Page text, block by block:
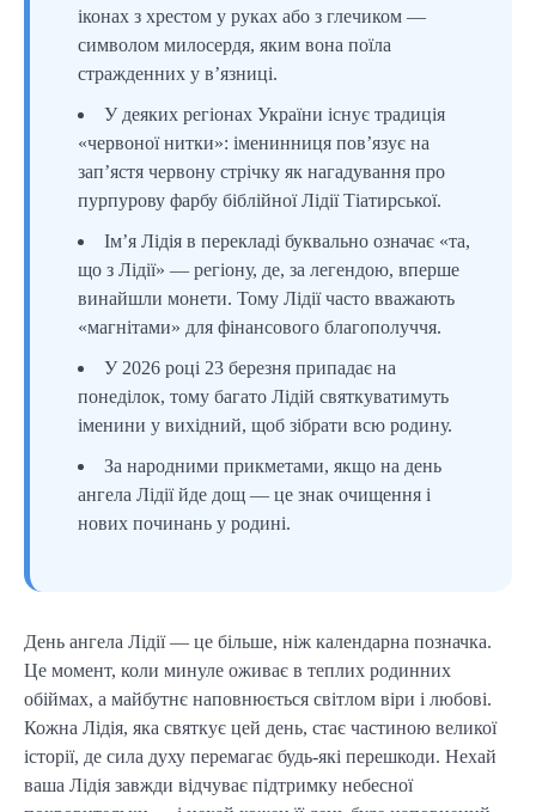
іконах з хрестом у руках або з глечиком —
символом милосердя, яким вона поїла
стражденних у в’язниці.
У деяких регіонах України існує традиція
«червоної нитки»: іменинниця пов’язує на
зап’ястя червону стрічку як нагадування про
пурпурову фарбу біблійної Лідії Тіатирської.
Ім’я Лідія в перекладі буквально означає «та,
що з Лідії» — регіону, де, за легендою, вперше
винайшли монети. Тому Лідії часто вважають
«магнітами» для фінансового благополуччя.
У 2026 році 23 березня припадає на
понеділок, тому багато Лідій святкуватимуть
іменини у вихідний, щоб зібрати всю родину.
За народними прикметами, якщо на день
ангела Лідії йде дощ — це знак очищення і
нових починань у родині.
День ангела Лідії — це більше, ніж календарна позначка.
Це момент, коли минуле оживає в теплих родинних
обіймах, а майбутнє наповнюється світлом віри і любові.
Кожна Лідія, яка святкує цей день, стає частиною великої
історії, де сила духу перемагає будь-які перешкоди. Нехай
ваша Лідія завжди відчуває підтримку небесної